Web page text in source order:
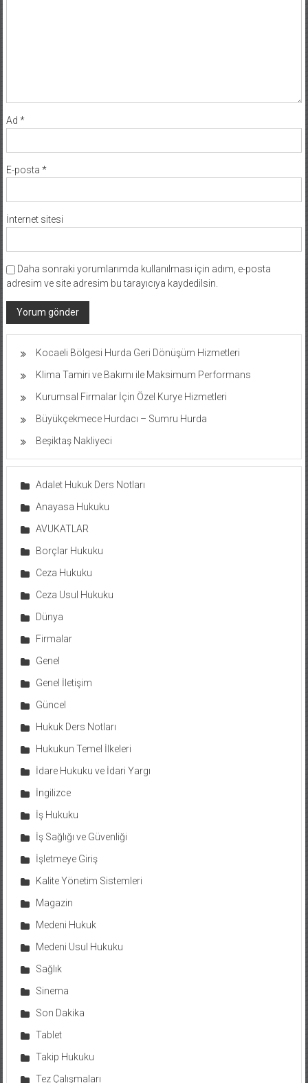
Ad *
E-posta *
İnternet sitesi
Daha sonraki yorumlarımda kullanılması için adım, e-posta
adresim ve site adresim bu tarayıcıya kaydedilsin.
Kocaeli Bölgesi Hurda Geri Dönüşüm Hizmetleri
Klima Tamiri ve Bakımı ile Maksimum Performans
Kurumsal Firmalar İçin Özel Kurye Hizmetleri
Büyükçekmece Hurdacı – Sumru Hurda
Beşiktaş Nakliyeci
Adalet Hukuk Ders Notları
Anayasa Hukuku
AVUKATLAR
Borçlar Hukuku
Ceza Hukuku
Ceza Usul Hukuku
Dünya
Firmalar
Genel
Genel İletişim
Güncel
Hukuk Ders Notları
Hukukun Temel İlkeleri
İdare Hukuku ve İdari Yargı
İngilizce
İş Hukuku
İş Sağlığı ve Güvenliği
İşletmeye Giriş
Kalite Yönetim Sistemleri
Magazin
Medeni Hukuk
Medeni Usul Hukuku
Sağlık
Sinema
Son Dakika
Tablet
Takip Hukuku
Tez Çalışmaları